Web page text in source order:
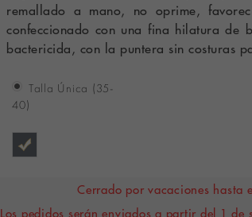
remallado a mano, no oprime,
confeccionado con una fina hilatura de
bactericida, con la puntera sin costuras
Talla Única (35-
40)
Cerrado por vacaciones hasta
Los pedidos serán enviados a partir del 1 de